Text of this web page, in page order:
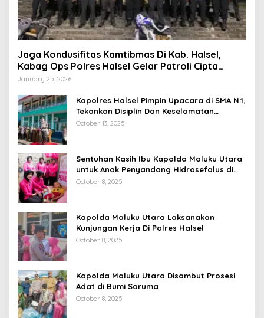
Jaga Kondusifitas Kamtibmas Di Kab. Halsel,
Kabag Ops Polres Halsel Gelar Patroli Cipta
Kondisi
January 25, 2026
Kapolres Halsel Pimpin Upacara di SMA N.1,
Tekankan Disiplin Dan Keselamatan
Berkendara
October 13, 2025
Sentuhan Kasih Ibu Kapolda Maluku Utara
untuk Anak Penyandang Hidrosefalus di
Desa Babang
October 8, 2025
Kapolda Maluku Utara Laksanakan
Kunjungan Kerja Di Polres Halsel
October 8, 2025
Kapolda Maluku Utara Disambut Prosesi
Adat di Bumi Saruma
October 8, 2025